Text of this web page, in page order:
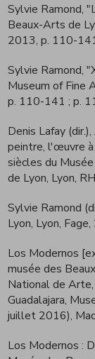
Sylvie Ramond,
Beaux-Arts de
2013, p. 110-
Sylvie Ramond,
Museum of Fine
p. 110-141; p.
Denis Lafay
peintre, l'œuvre
siècles du
de Lyon, Lyon,
Sylvie Ramond
Lyon, Lyon,
Los Modernos
musée des
National de
Guadalajara,
juillet 2016),
Los Modernos :